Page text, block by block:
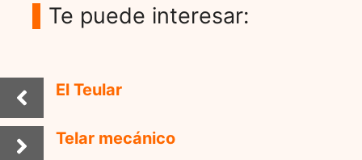
Te puede interesar:
El Teular
Telar mecánico